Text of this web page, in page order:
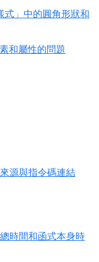
式」中的圓角形狀和
和屬性的問題
源與指令碼連結
時間和函式本身時